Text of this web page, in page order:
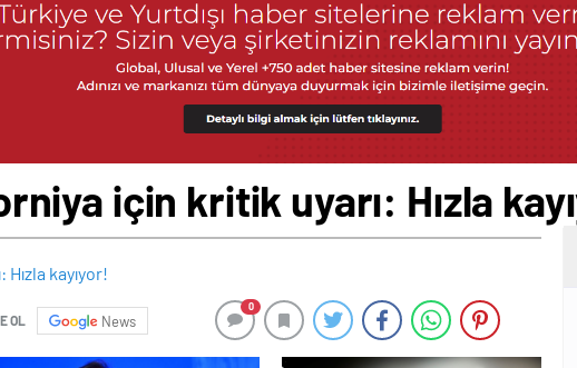
için kritik uyarı: Hızla
OL News
0